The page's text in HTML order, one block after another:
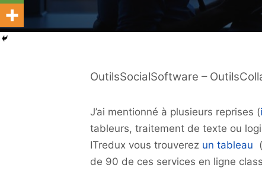
OutilsSocialSoftware –
J’ai mentionné à plusieurs reprises (
tableurs, traitement de texte ou
ITredux vous trouverez un tableau
de 90 de ces services en ligne